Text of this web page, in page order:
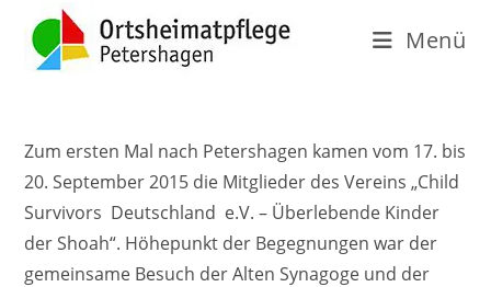
Menü
Zum ersten Mal nach Petershagen kamen vom 17. bis
20. September 2015 die Mitglieder des Vereins „Child
Survivors Deutschland e.V. – Überlebende Kinder
der Shoah“. Höhepunkt der Begegnungen war der
gemeinsame Besuch der Alten Synagoge und der